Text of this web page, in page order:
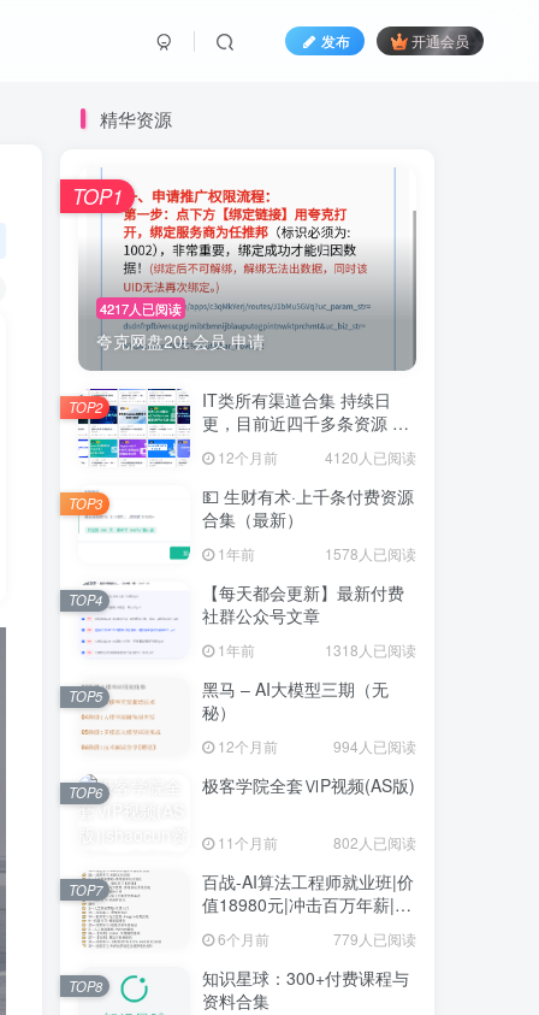
发布 开通会员
精华资源
4217人已阅读
夸克网盘20t 会员 申请
TOP1
IT类所有渠道合集 持续日
更，目前近四千多条资源 年
12个月前 4120人已阅读
TOP2
💵 生财有术·上千条付费资源
合集（最新）
1年前 1578人已阅读
TOP3
【每天都会更新】最新付费
社群公众号文章
1年前 1318人已阅读
TOP4
黑马 – AI大模型三期（无
秘）
12个月前 994人已阅读
TOP5
极客学院全套ⅥP视频(AS版)
11个月前 802人已阅读
TOP6
百战-AI算法工程师就业班|价
值18980元|冲击百万年薪|完
结无秘
6个月前 779人已阅读
TOP7
知识星球：300+付费课程与
资料合集
TOP8